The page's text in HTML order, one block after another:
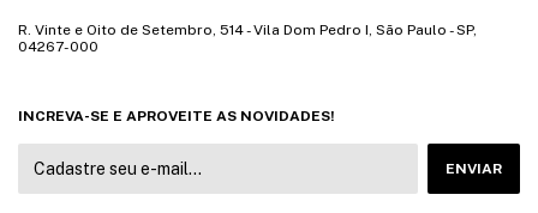
R. Vinte e Oito de Setembro, 514 - Vila Dom Pedro I, São Paulo - SP,
04267-000
INCREVA-SE E APROVEITE AS NOVIDADES!